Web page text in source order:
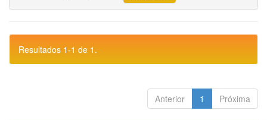
Resultados 1-1 de 1.
Anterior 1 Próxima